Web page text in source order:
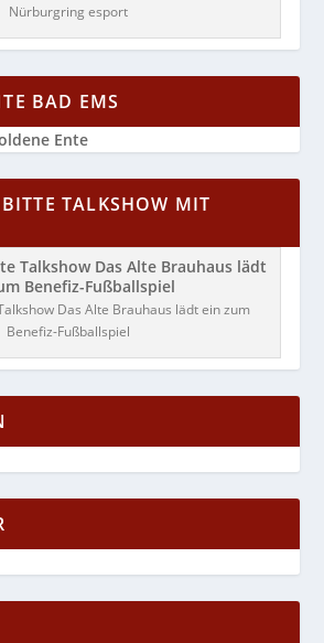
Nürburgring esport
BAD EMS
TALKSHOW MIT
Das Alte Brauhaus lädt ein zum
Benefiz-Fußballspiel